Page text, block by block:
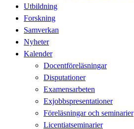
Utbildning
Forskning
Samverkan
Nyheter
Kalender
Docentföreläsningar
Disputationer
Examensarbeten
Exjobbspresentationer
Föreläsningar och seminarier
Licentiatseminarier